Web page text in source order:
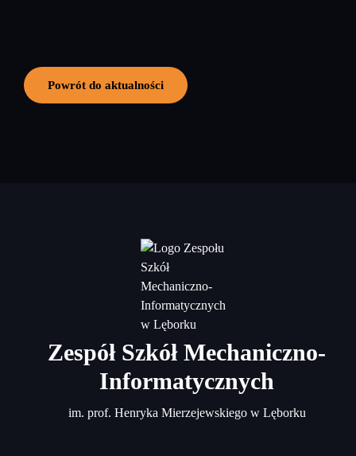
Powrót do aktualności
Zespół Szkół Mechaniczno-
Informatycznych
im. prof. Henryka Mierzejewskiego w Lęborku